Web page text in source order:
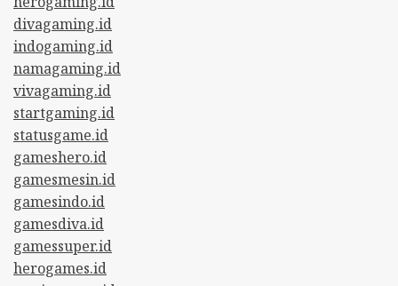
divagaming.id
indogaming.id
namagaming.id
vivagaming.id
startgaming.id
statusgame.id
gameshero.id
gamesmesin.id
gamesindo.id
gamesdiva.id
gamessuper.id
herogames.id